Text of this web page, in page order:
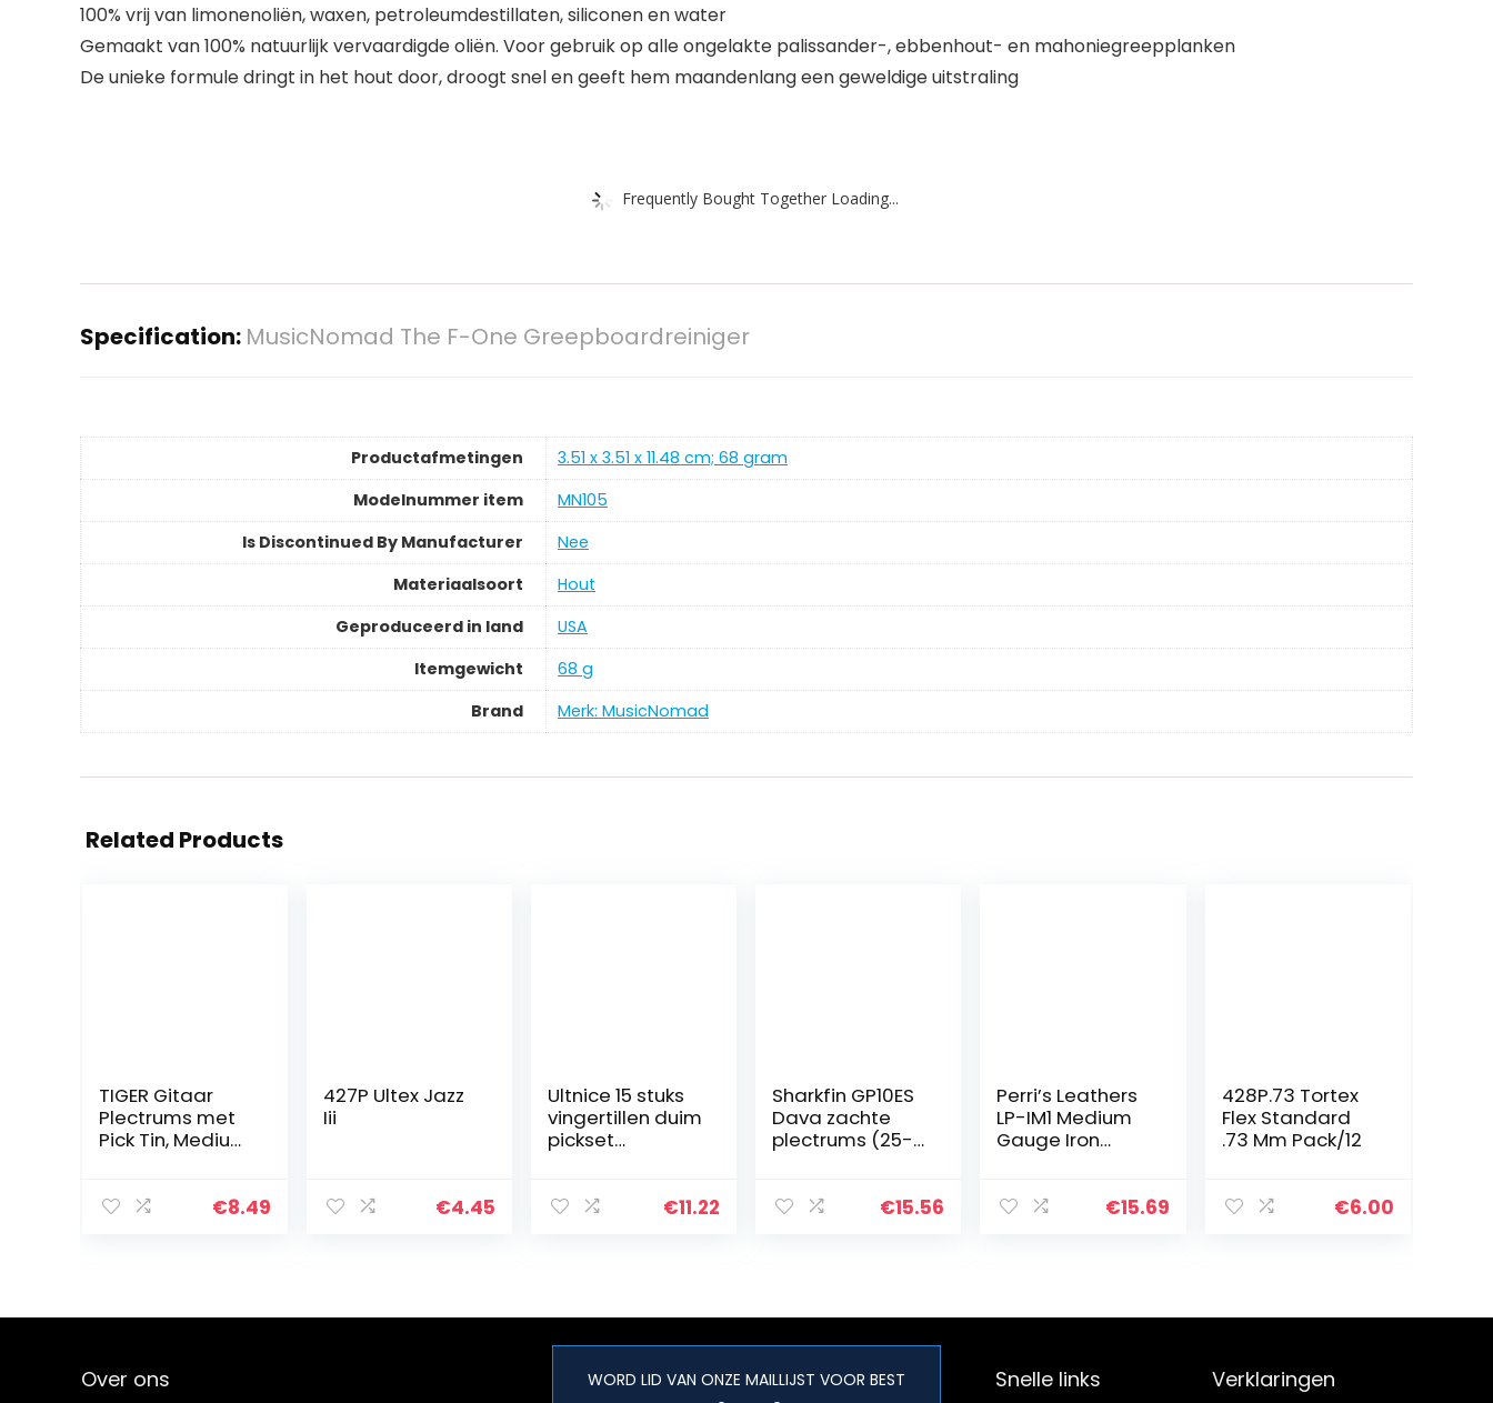
100% vrij van limonenoliën, waxen, petroleumdestillaten, siliconen en water
Gemaakt van 100% natuurlijk vervaardigde oliën. Voor gebruik op alle ongelakte palissander-, ebbenhout- en mahoniegreepplanken
De unieke formule dringt in het hout door, droogt snel en geeft hem maandenlang een geweldige uitstraling
Frequently Bought Together Loading...
Specification: MusicNomad The F-One Greepboardreiniger
Productafmetingen
‎3.51 x 3.51 x 11.48 cm; 68 gram
Modelnummer item
‎MN105
Is Discontinued By Manufacturer
‎Nee
Materiaalsoort
‎Hout
Geproduceerd in land
‎USA
Itemgewicht
‎68 g
Brand
Merk: MusicNomad
Related Products
TIGER Gitaar
Plectrums met
Pick Tin, Medium
of 12 Gevarieerd
€8.49
427P Ultex Jazz
Iii
€4.45
Ultnice 15 stuks
vingertillen duim
pickset
opbergdoos €11.22
Sharkfin GP10ES
Dava zachte
plectrums (25-
€15.56
Perri’s Leathers
LP-IM1 Medium
Gauge Iron
€15.69
428P.73 Tortex
Flex Standard
.73 Mm Pack/12
€6.00
Over ons WORD LID VAN ONZE MAILLIJST VOOR BEST Snelle links Verklaringen